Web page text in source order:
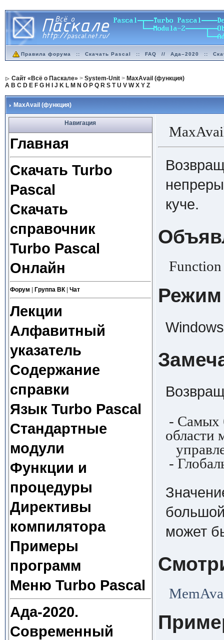
Правила форума :: Скачать Pascal :: FAQ // Ада–2020 ::
Сайт «Всё о Паскале» > System-Unit> MaxAvail (функция)
A B C D E F G H J K L M N O P Q R S T U V W X Y Z
MaxAvail (функция)
Навигация
Главная
Скачать Turbo
Pascal
Скачать
справочник
Turbo Pascal
Онлайн
Форум Группа ВК| Чат
Лекции
Алфавитный
указатель
Содержание
справки
Язык Turbo Pascal
Стандартные
модули
Функции и
процедуры
Директивы
компилятора
Примеры
программ
Меню Turbo Pascal
Ада-2020.
Современный
куче.
Режим
- Самых
области
-
может